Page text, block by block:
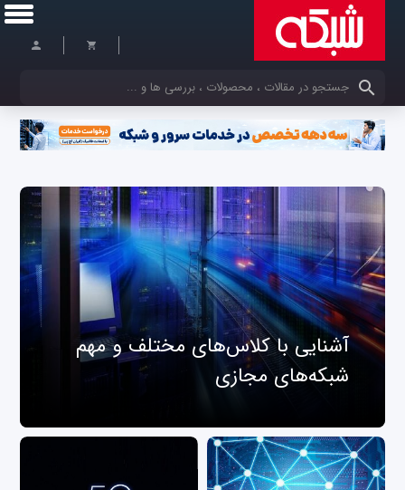
کلمات کلیدی خود را وارد کنید
آشنایی با کلاس‌های مختلف و مهم
شبکه‌های مجازی